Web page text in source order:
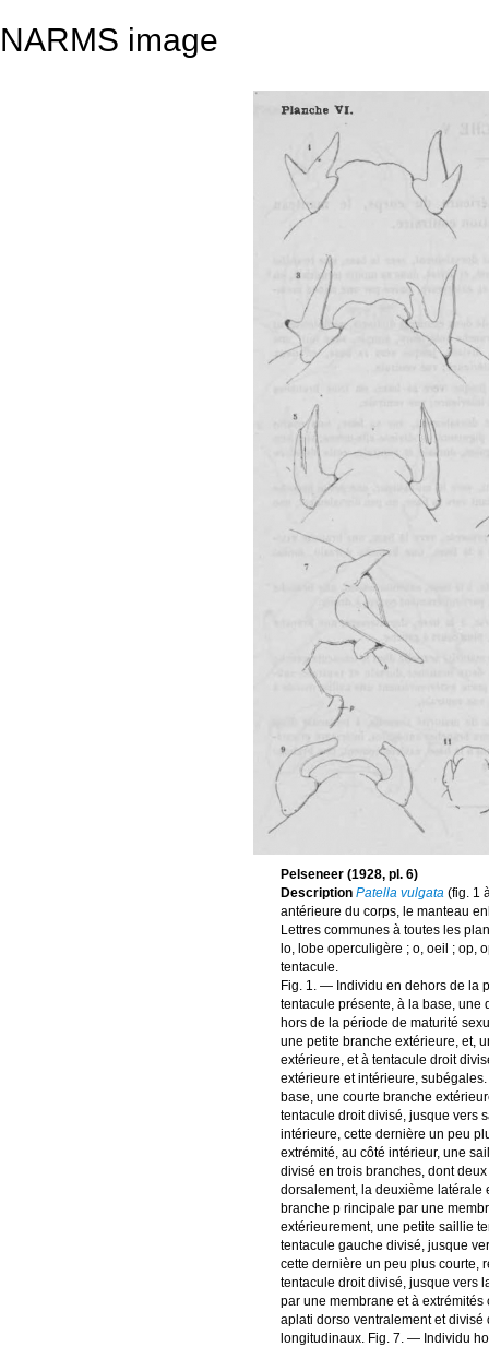
NARMS image
Pelseneer (1928, pl. 6)
Description Patella vulgata (fig. 1
antérieure du corps, le manteau
Lettres communes à toutes les
lo, lobe operculigère ; o, oeil ; op,
tentacule.
Fig. 1. — Individu en dehors de la
tentacule présente, à la base,
hors de la période de maturité
une petite branche extérieure, et,
extérieure, et à tentacule droit
extérieure et intérieure,
base, une courte branche
tentacule droit divisé, jusque vers
intérieure, cette dernière un peu
extrémité, au côté intérieur, une
divisé en trois branches, dont
dorsalement, la deuxième latérale
branche p rincipale par une
extérieurement, une petite saillie
tentacule gauche divisé, jusque
cette dernière un peu plus courte,
tentacule droit divisé, jusque vers
par une membrane et à
aplati dorso ventralement et
longitudinaux. Fig. 7. — Individu